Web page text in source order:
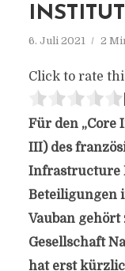
6. Juli 2021 2
Click to rate
Für den „Core
III) des
Infrastructure
Beteiligungen
Vauban
Gesellschaft
hat erst